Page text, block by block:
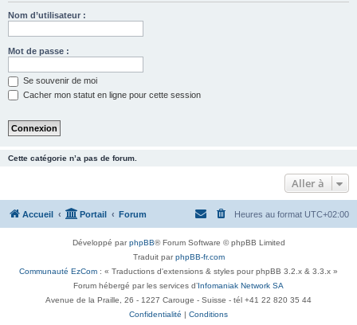
e
Nom d’utilisateur :
Mot de passe :
Se souvenir de moi
Cacher mon statut en ligne pour cette session
Cette catégorie n’a pas de forum.
Aller à
Accueil Portail Forum Heures au format UTC+02:00
Développé parphpBB® Forum Software © phpBB Limited
Traduit parphpBB-fr.com
Communauté EzCom : « Traductions d'extensions & styles pour phpBB 3.2.x & 3.3.x »
Forum hébergé par les services d’ Infomaniak Network SA
Avenue de la Praille, 26 - 1227 Carouge - Suisse - tél +41 22 820 35 44
Confidentialité
Conditions